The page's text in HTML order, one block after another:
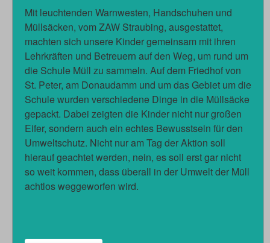
Mit leuchtenden Warnwesten, Handschuhen und
Müllsäcken, vom ZAW Straubing, ausgestattet,
machten sich unsere Kinder gemeinsam mit ihren
Lehrkräften und Betreuern auf den Weg, um rund um
die Schule Müll zu sammeln. Auf dem Friedhof von
St. Peter, am Donaudamm und um das Gebiet um die
Schule wurden verschiedene Dinge in die Müllsäcke
gepackt. Dabei zeigten die Kinder nicht nur großen
Eifer, sondern auch ein echtes Bewusstsein für den
Umweltschutz. Nicht nur am Tag der Aktion soll
hierauf geachtet werden, nein, es soll erst gar nicht
so weit kommen, dass überall in der Umwelt der Müll
achtlos weggeworfen wird.